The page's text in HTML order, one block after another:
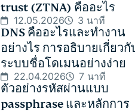
trust (ZTNA) คืออะไร
12.05.2026 3 นาที
DNS คืออะไรและทำงาน
อย่างไร การอธิบายเกี่ยวกั
ระบบชื่อโดเมนอย่างง่าย
22.04.2026 7 นาที
ตัวอย่างรหัสผ่านแบบ
passphrase และหลักการ